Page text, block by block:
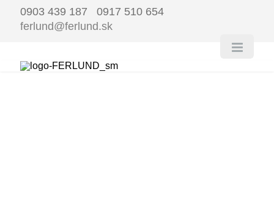
0903 439 187 0917 510 654
ferlund@ferlund.sk